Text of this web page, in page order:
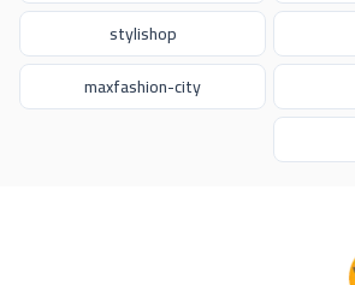
stylishop
maxfashion-city